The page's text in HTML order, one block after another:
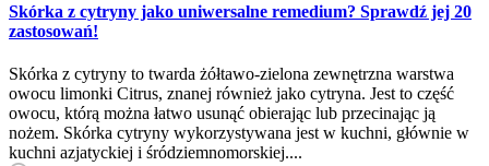
Skórka z cytryny jako uniwersalne remedium? Sprawdź jej 20
zastosowań!
Skórka z cytryny to twarda żółtawo-zielona zewnętrzna warstwa
owocu limonki Citrus, znanej również jako cytryna. Jest to część
owocu, którą można łatwo usunąć obierając lub przecinając ją
nożem. Skórka cytryny wykorzystywana jest w kuchni, głównie w
kuchni azjatyckiej i śródziemnomorskiej....